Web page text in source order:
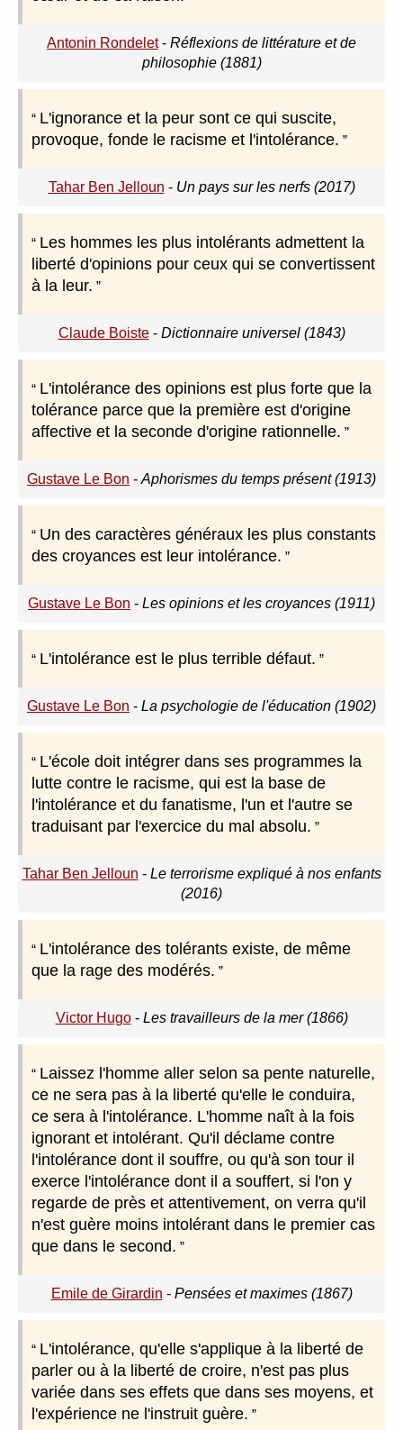
Antonin Rondelet- Réflexions de littérature et de
philosophie (1881)
L'ignorance et la peur sont ce qui suscite,
provoque, fonde le racisme et l'intolérance.
Tahar Ben Jelloun - Un pays sur les nerfs (2017)
Les hommes les plus intolérants admettent la
liberté d'opinions pour ceux qui se convertissent
à la leur.
Claude Boiste- Dictionnaire universel (1843)
L'intolérance des opinions est plus forte que la
tolérance parce que la première est d'origine
affective et la seconde d'origine rationnelle.
Gustave Le Bon - Aphorismes du temps présent (1913)
Un des caractères généraux les plus constants
des croyances est leur intolérance.
Gustave Le Bon - Les opinions et les croyances (1911)
L'intolérance est le plus terrible défaut.
Gustave Le Bon - La psychologie de l'éducation (1902)
L'école doit intégrer dans ses programmes la
lutte contre le racisme, qui est la base de
l'intolérance et du fanatisme, l'un et l'autre se
traduisant par l'exercice du mal absolu.
Tahar Ben Jelloun - Le terrorisme expliqué à nos enfants
(2016)
L'intolérance des tolérants existe, de même
que la rage des modérés.
Victor Hugo- Les travailleurs de la mer (1866)
Laissez l'homme aller selon sa pente naturelle,
ce ne sera pas à la liberté qu'elle le conduira,
ce sera à l'intolérance. L'homme naît à la fois
ignorant et intolérant. Qu'il déclame contre
l'intolérance dont il souffre, ou qu'à son tour il
exerce l'intolérance dont il a souffert, si l'on y
regarde de près et attentivement, on verra qu'il
n'est guère moins intolérant dans le premier cas
que dans le second.
Emile de Girardin - Pensées et maximes (1867)
L'intolérance, qu'elle s'applique à la liberté de
parler ou à la liberté de croire, n'est pas plus
variée dans ses effets que dans ses moyens, et
l'expérience ne l'instruit guère.